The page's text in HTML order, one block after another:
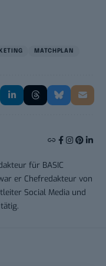
MATCHPLAN
für BASIC
er Chefredakteur von
Social Media und